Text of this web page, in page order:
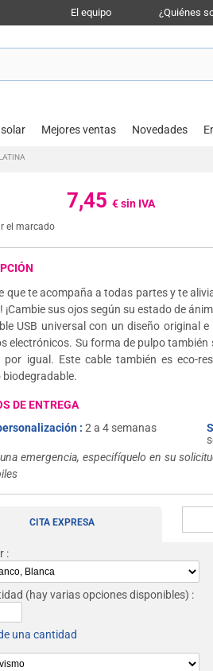
El equipo ¿Quiénes
solar Mejores ventas Novedades
7,45€ sin IVA
el marcado
que te acompaña a todas partes y te
¡Cambie sus ojos según su estado de
USB universal con un diseño original
electrónicos. Su forma de pulpo
por igual. Este cable también es eco-
biodegradable.
DE ENTREGA
:2 a 4 semanas
emergencia, especifíquelo en su
CITA EXPRESA
:
(hay varias opciones disponibles) :
una cantidad